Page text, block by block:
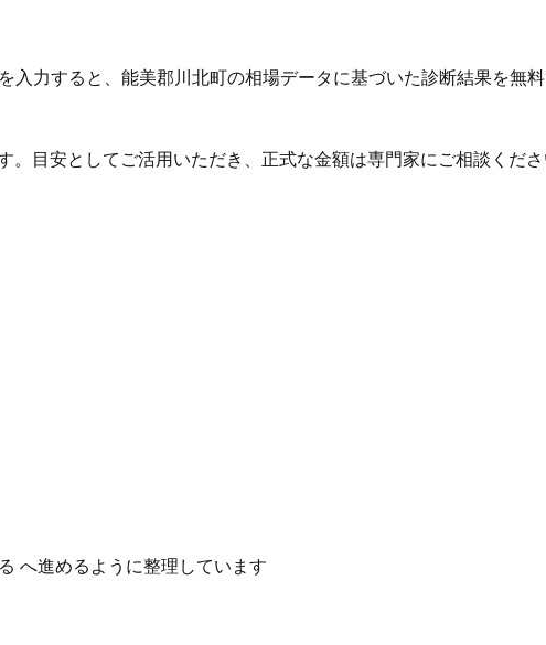
力すると、能美郡川北町の相場データに基づいた診断結果を無料
目安としてご活用いただき、正式な金額は専門家にご相談くださ
へ進めるように整理しています